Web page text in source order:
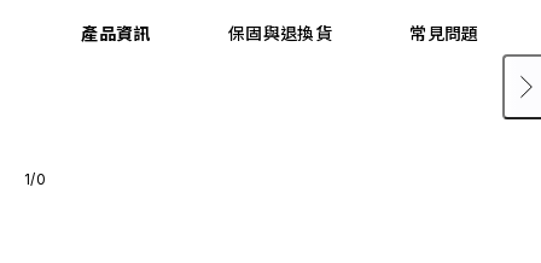
產品資訊 保固與退換貨 常見問題
1/0